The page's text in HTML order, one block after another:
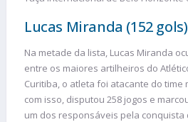
Lucas Miranda (152 gols)
Na metade da lista, Lucas Miranda
entre os maiores artilheiros do
Curitiba, o atleta foi atacante do time
com isso, disputou 258 jogos e
um dos responsáveis pela